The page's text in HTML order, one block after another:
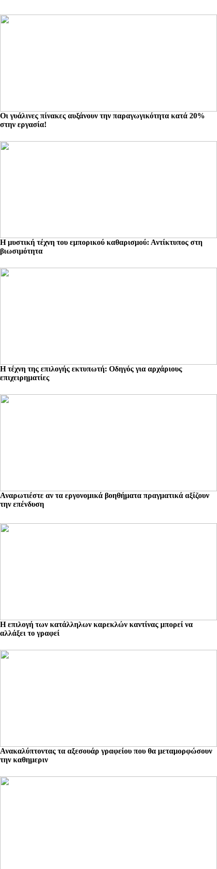
Οι γυάλινες πίνακες αυξάνουν την παραγωγικότητα κατά 20%
στην εργασία!
Η μυστική τέχνη του εμπορικού καθαρισμού: Αντίκτυπος στη
βιωσιμότητα
Η τέχνη της επιλογής εκτυπωτή: Οδηγός για αρχάριους
επιχειρηματίες
Αναρωτιέστε αν τα εργονομικά βοηθήματα πραγματικά αξίζουν
την επένδυση
Η επιλογή των κατάλληλων καρεκλών καντίνας μπορεί να
αλλάξει το γραφεί
Ανακαλύπτοντας τα αξεσουάρ γραφείου που θα μεταμορφώσουν
την καθημεριν